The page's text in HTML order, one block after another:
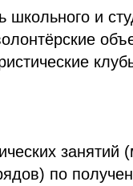
школьного и
занятий
по